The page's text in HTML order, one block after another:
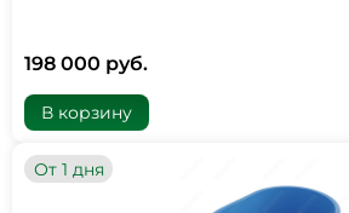
198 000 руб.
В корзину
От 1 дня